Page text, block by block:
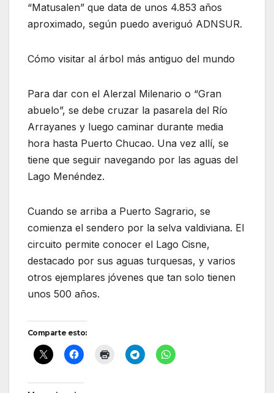
“Matusalen” que data de unos 4.853 años
aproximado, según puedo averiguó ADNSUR.
Cómo visitar al árbol más antiguo del mundo
Para dar con el Alerzal Milenario o “Gran
abuelo”, se debe cruzar la pasarela del Río
Arrayanes y luego caminar durante media
hora hasta Puerto Chucao. Una vez allí, se
tiene que seguir navegando por las aguas del
Lago Menéndez.
Cuando se arriba a Puerto Sagrario, se
comienza el sendero por la selva valdiviana. El
circuito permite conocer el Lago Cisne,
destacado por sus aguas turquesas, y varios
otros ejemplares jóvenes que tan solo tienen
unos 500 años.
Comparte esto: